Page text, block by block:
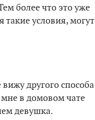
более что это уже
такие условия, могут
другого способа
мне в домовом чате
девушка.